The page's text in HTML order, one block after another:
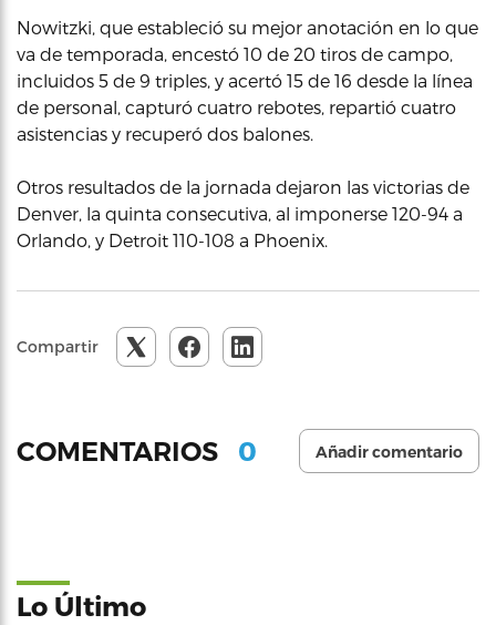
Nowitzki, que estableció su mejor anotación en lo que
va de temporada, encestó 10 de 20 tiros de campo,
incluidos 5 de 9 triples, y acertó 15 de 16 desde la línea
de personal, capturó cuatro rebotes, repartió cuatro
asistencias y recuperó dos balones.
Otros resultados de la jornada dejaron las victorias de
Denver, la quinta consecutiva, al imponerse 120-94 a
Orlando, y Detroit 110-108 a Phoenix.
Compartir
COMENTARIOS 0 Añadir comentario
Lo Último